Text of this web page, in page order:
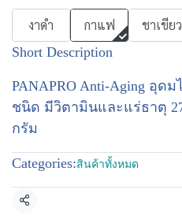
งาดำ กาแฟ ชาเขียว
Short Description
PANAPRO Anti-Aging อุด
ชนิด มีวิตามินและแร่ธาตุ
กรัม
Categories:สินค้าทั้งหมด
Share